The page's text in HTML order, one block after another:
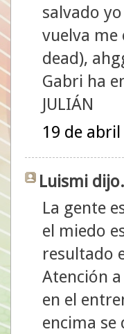
salvado
vuelva
dead),
Gabri ha
JULIÁN
19 de
Luismi
La gente
el miedo
resultado
Atención
en el
encima